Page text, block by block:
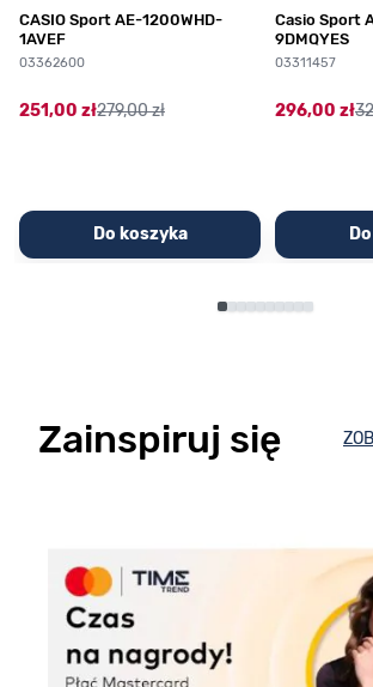
CASIO Sport AE-1200WHD-
1AVEF
03362600
251,00 zł279,00 zł
Do koszyka
Casio Sport
9DMQYES
03311457
296,00 zł
Zainspiruj się